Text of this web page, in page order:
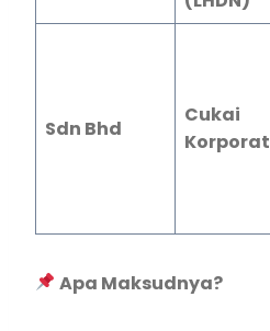
Sdn Bhd
Cukai
Korporat
Apa Maksudnya?